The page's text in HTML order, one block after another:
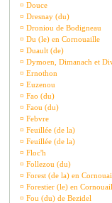
¤ Douce
¤ Dresnay (du)
¤ Droniou de Bodigneau
¤ Du (le) en Cornouaille
¤ Duault (de)
¤ Dymoen, Dimanach et
¤ Ernothon
¤ Euzenou
¤ Fao (du)
¤ Faou (du)
¤ Febvre
¤ Feuillée (de la)
¤ Feuillée (de la)
¤ Floc'h
¤ Follezou (du)
¤ Forest (de la) en
¤ Forestier (le) en
¤ Fou (du) de Bezidel